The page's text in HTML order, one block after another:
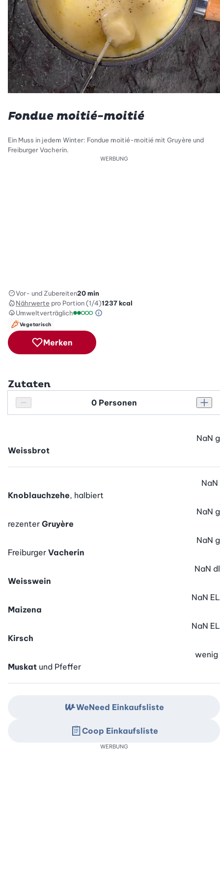
Fondue moitié-moitié
Ein Muss in jedem Winter: Fondue moitié-moitié mit Gruyère und
Freiburger Vacherin.
WERBUNG
Vor- und Zubereiten20 min
Nährwerte pro Portion (1/4)1237kcal
Umweltverträglich
Green Betty Skala Info
Vegetarisch
Merken
Zutaten
Personenanzahl verringern
Personenanzahl
Weissbrot
NaN g
Knoblauchzehe, halbiert
NaN
rezenter Gruyère
NaN g
Freiburger Vacherin
NaN g
Weisswein
NaN dl
Maizena
NaN EL
Kirsch
NaN EL
Muskat und Pfeffer
wenig
WeNeed Einkaufsliste
Coop Einkaufsliste
WERBUNG